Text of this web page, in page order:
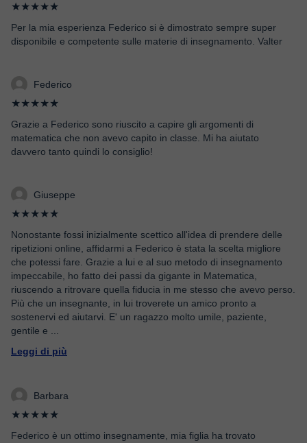
★★★★★
Per la mia esperienza Federico si è dimostrato sempre super
disponibile e competente sulle materie di insegnamento. Valter
Federico
★★★★★
Grazie a Federico sono riuscito a capire gli argomenti di
matematica che non avevo capito in classe. Mi ha aiutato
davvero tanto quindi lo consiglio!
Giuseppe
★★★★★
Nonostante fossi inizialmente scettico all'idea di prendere delle
ripetizioni online, affidarmi a Federico è stata la scelta migliore
che potessi fare. Grazie a lui e al suo metodo di insegnamento
impeccabile, ho fatto dei passi da gigante in Matematica,
riuscendo a ritrovare quella fiducia in me stesso che avevo perso.
Più che un insegnante, in lui troverete un amico pronto a
sostenervi ed aiutarvi. E' un ragazzo molto umile, paziente,
gentile e
Leggi di più
Barbara
★★★★★
Federico è un ottimo insegnamente, mia figlia ha trovato